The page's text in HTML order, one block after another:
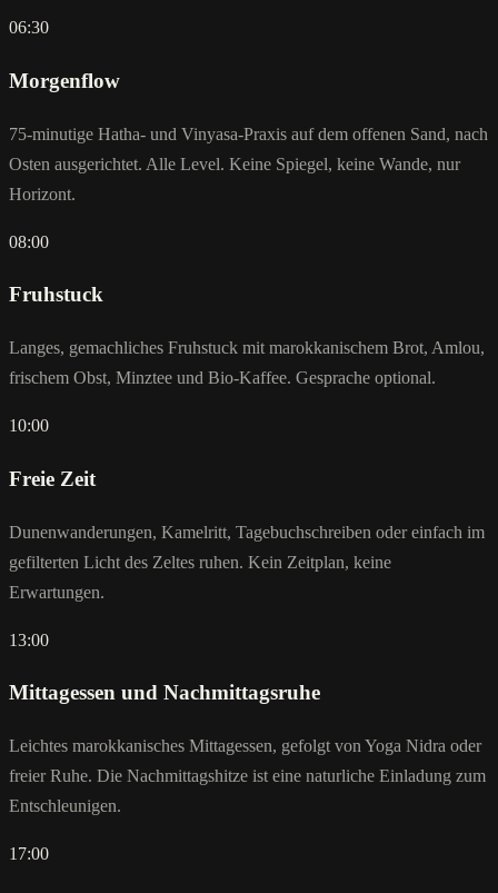
06:30
Morgenflow
75-minutige Hatha- und Vinyasa-Praxis auf dem offenen Sand, nach
Osten ausgerichtet. Alle Level. Keine Spiegel, keine Wande, nur
Horizont.
08:00
Fruhstuck
Langes, gemachliches Fruhstuck mit marokkanischem Brot, Amlou,
frischem Obst, Minztee und Bio-Kaffee. Gesprache optional.
10:00
Freie Zeit
Dunenwanderungen, Kamelritt, Tagebuchschreiben oder einfach im
gefilterten Licht des Zeltes ruhen. Kein Zeitplan, keine
Erwartungen.
13:00
Mittagessen und Nachmittagsruhe
Leichtes marokkanisches Mittagessen, gefolgt von Yoga Nidra oder
freier Ruhe. Die Nachmittagshitze ist eine naturliche Einladung zum
Entschleunigen.
17:00